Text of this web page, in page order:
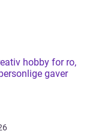
gaver